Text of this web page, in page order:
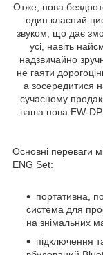
Отже, нова
один класний
звуком, що дає
усі, навіть
надзвичайно
не гаяти
а зосередитися
сучасному
ваша нова EW-DP
Основні переваги
ENG Set:
портативна,
система для
на знімальних
підключення